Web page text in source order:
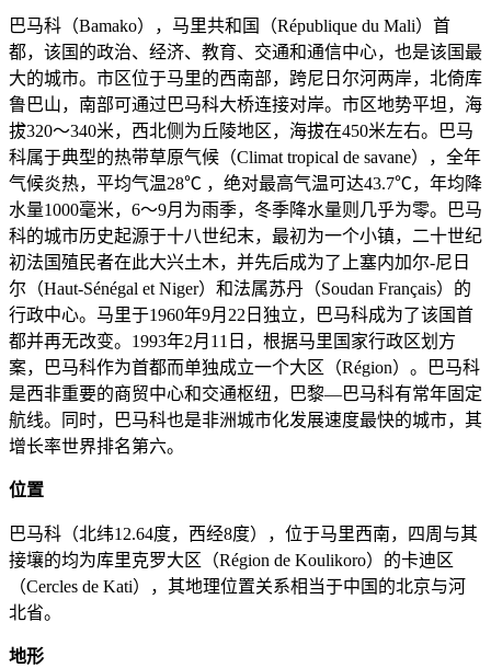
巴马科（Bamako），马里共和国（République du Mali）首
都，该国的政治、经济、教育、交通和通信中心，也是该国最
大的城市。市区位于马里的西南部，跨尼日尔河两岸，北倚库
鲁巴山，南部可通过巴马科大桥连接对岸。市区地势平坦，海
拔320～340米，西北侧为丘陵地区，海拔在450米左右。巴马
科属于典型的热带草原气候（Climat tropical de savane），全年
气候炎热，平均气温28℃ ，绝对最高气温可达43.7℃，年均降
水量1000毫米，6～9月为雨季，冬季降水量则几乎为零。巴马
科的城市历史起源于十八世纪末，最初为一个小镇，二十世纪
初法国殖民者在此大兴土木，并先后成为了上塞内加尔-尼日
尔（Haut-Sénégal et Niger）和法属苏丹（Soudan Français）的
行政中心。马里于1960年9月22日独立，巴马科成为了该国首
都并再无改变。1993年2月11日，根据马里国家行政区划方
案，巴马科作为首都而单独成立一个大区（Région）。巴马科
是西非重要的商贸中心和交通枢纽，巴黎—巴马科有常年固定
航线。同时，巴马科也是非洲城市化发展速度最快的城市，其
增长率世界排名第六。
位置
巴马科（北纬12.64度，西经8度），位于马里西南，四周与其
接壤的均为库里克罗大区（Région de Koulikoro）的卡迪区
（Cercles de Kati），其地理位置关系相当于中国的北京与河
北省。
地形